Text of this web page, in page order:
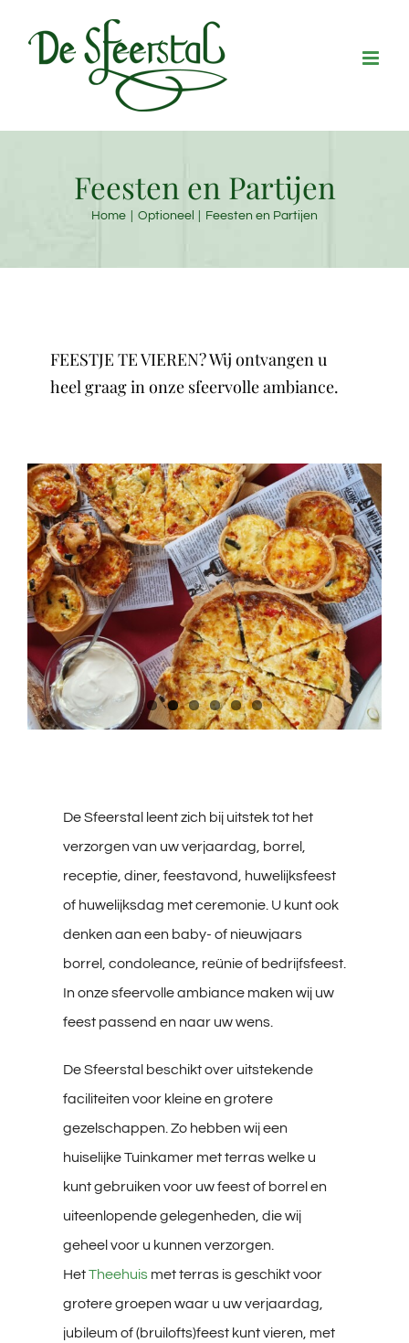
naar
Feesten en Partijen
Home Optioneel Feesten en Partijen
FEESTJE TE VIEREN? Wij ontvangen u
heel graag in onze sfeervolle ambiance.
De Sfeerstal leent zich bij uitstek tot het
verzorgen van uw verjaardag, borrel,
receptie, diner, feestavond, huwelijksfeest
of huwelijksdag met ceremonie. U kunt ook
denken aan een baby- of nieuwjaars
borrel, condoleance, reünie of bedrijfsfeest.
In onze sfeervolle ambiance maken wij uw
feest passend en naar uw wens.
De Sfeerstal beschikt over uitstekende
faciliteiten voor kleine en grotere
gezelschappen. Zo hebben wij een
huiselijke Tuinkamer met terras welke u
kunt gebruiken voor uw feest of borrel en
uiteenlopende gelegenheden, die wij
geheel voor u kunnen verzorgen.
HetTheehuismet terras is geschikt voor
grotere groepen waar u uw verjaardag,
jubileum of (bruilofts)feest kunt vieren, met